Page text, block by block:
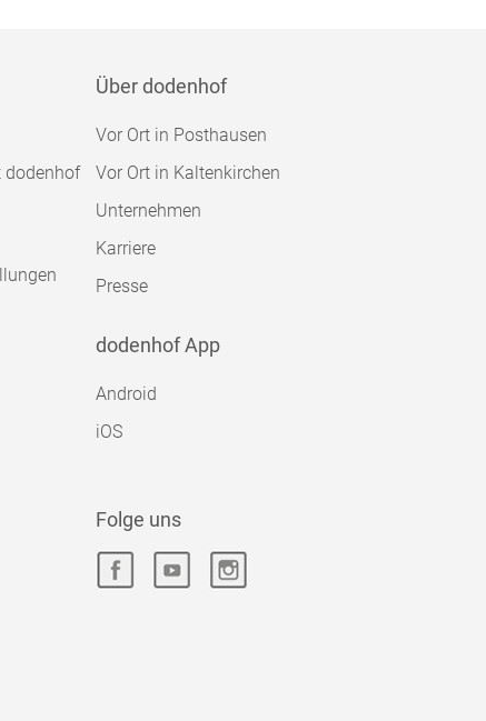
dodenhof
Über dodenhof
Vor Ort in Posthausen
Vor Ort in Kaltenkirchen
Unternehmen
Karriere
Presse
dodenhof App
Android
iOS
Folge uns